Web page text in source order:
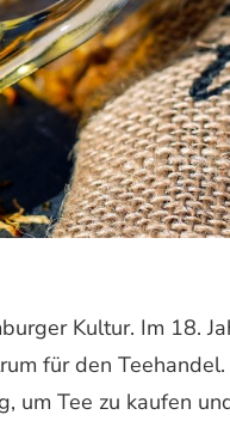
Kultur. Im 18.
für den
um Tee zu kaufen